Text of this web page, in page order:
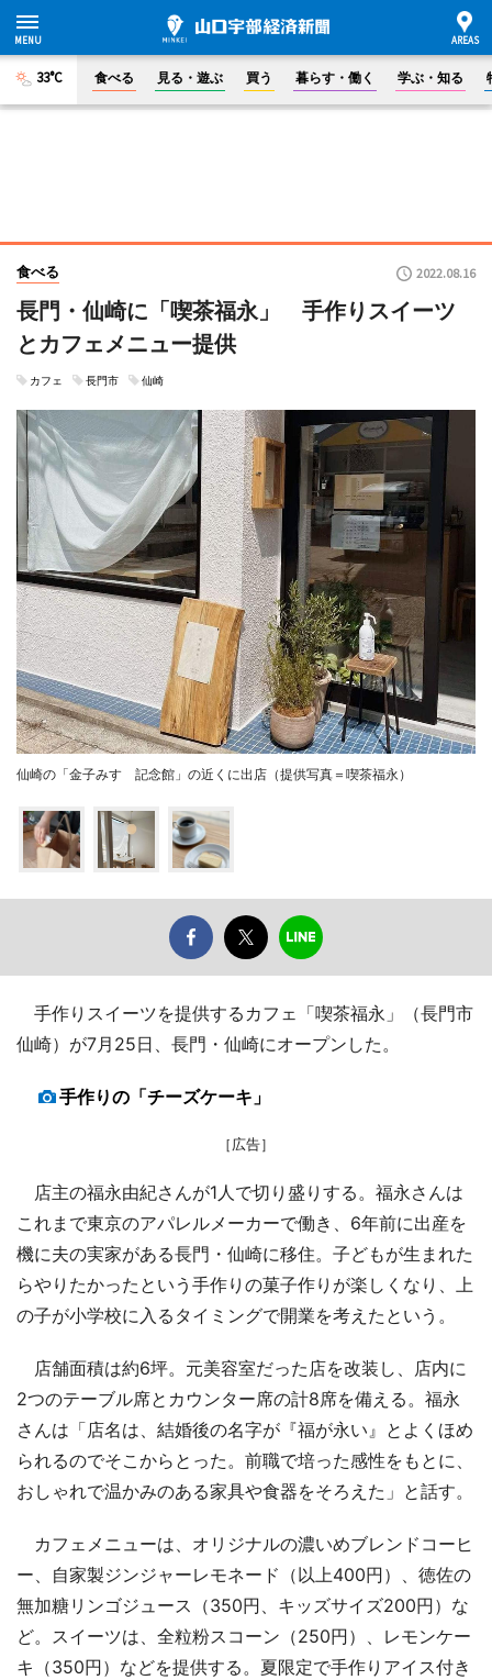
33°C 食べる 見る・遊ぶ 買う 暮らす・働く 学ぶ・知る
食べる 2022.08.16
長門・仙崎に「喫茶福永」 手作りスイーツ
とカフェメニュー提供
カフェ 長門市 仙崎
仙崎の「金子みすゞ記念館」の近くに出店（提供写真＝喫茶福永）
手作りスイーツを提供するカフェ「喫茶福永」（長門市
仙崎）が7月25日、長門・仙崎にオープンした。
手作りの「チーズケーキ」
［広告］
店主の福永由紀さんが1人で切り盛りする。福永さんは
これまで東京のアパレルメーカーで働き、6年前に出産を
機に夫の実家がある長門・仙崎に移住。子どもが生まれた
らやりたかったという手作りの菓子作りが楽しくなり、上
の子が小学校に入るタイミングで開業を考えたという。
店舗面積は約6坪。元美容室だった店を改装し、店内に
2つのテーブル席とカウンター席の計8席を備える。福永
さんは「店名は、結婚後の名字が『福が永い』とよくほめ
られるのでそこからとった。前職で培った感性をもとに、
おしゃれで温かみのある家具や食器をそろえた」と話す。
カフェメニューは、オリジナルの濃いめブレンドコーヒ
ー、自家製ジンジャーレモネード（以上400円）、徳佐の
無加糖リンゴジュース（350円、キッズサイズ200円）な
ど。スイーツは、全粒粉スコーン（250円）、レモンケー
キ（350円）などを提供する。夏限定で手作りアイス付き